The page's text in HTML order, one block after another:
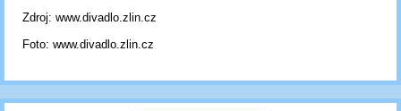
Zdroj: www.divadlo.zlin.cz
Foto: www.divadlo.zlin.cz